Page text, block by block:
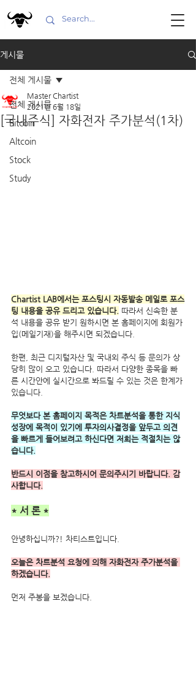
게시물
전체 게시물
Bitcoin
Altcoin
Stock
Study
전체 게시물
[국내주식] 자화전자 주가분석(1차)
Master Chartist
2021년 6월 18일
Chartist LAB에서는 포스팅시 자동발송 메일로 포스
팅 내용을 공유 드리고 있습니다. 따라서 신속한 분
석 내용을 공유 받기 원하시면 본 홈페이지에 회원가
입(메일기재)을 해주시면 되겠습니다.
한편, 최근 디지털자산 및 국내외 주식 등 문의가 상
당히 많이 오고 있습니다. 따라서 다양한 종목을 빠
른 시간안에 실시간으로 봐드릴 수 있는 것은 한계가
있습니다.
무엇보다 본 홈페이지 목적은 차트분석을 통한 지식
성장에 목적이 있기에 투자의사결정을 앞두고 의견
을 빠르게 들어보려고 하신다면 저희는 적절치는 않
습니다.
반드시 이점을 참고하시어 문의주시기 바랍니다. 감
사합니다.
* 서 론 *
안녕하십니까?! 차티스트입니다.
오늘은 차트분석 요청에 의해 자화전자 주가분석을
하겠습니다.
먼저 주봉을 보겠습니다.